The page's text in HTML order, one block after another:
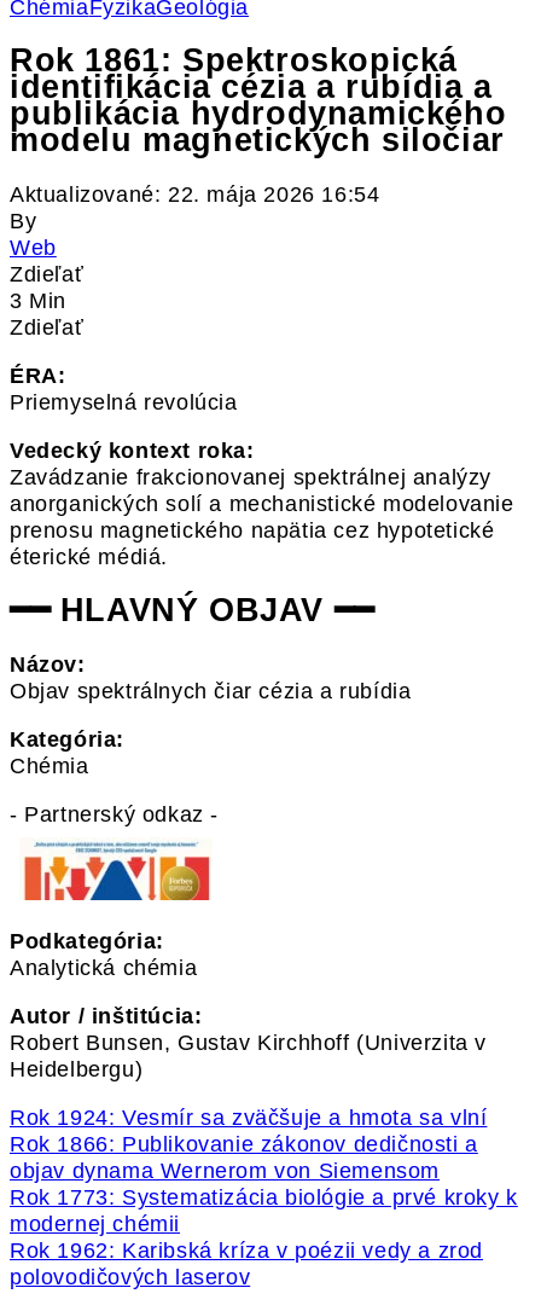
Chémia FyzikaGeológia
Rok 1861: Spektroskopická
identifikácia cézia a rubídia a
publikácia hydrodynamického
modelu magnetických siločiar
Aktualizované: 22. mája 2026 16:54
By
Web
Zdieľať
3 Min
Zdieľať
ÉRA:
Priemyselná revolúcia
Vedecký kontext roka:
Zavádzanie frakcionovanej spektrálnej analýzy
anorganických solí a mechanistické modelovanie
prenosu magnetického napätia cez hypotetické
éterické médiá.
━━ HLAVNÝ OBJAV ━━
Názov:
Objav spektrálnych čiar cézia a rubídia
Kategória:
Chémia
- Partnerský odkaz -
Podkategória:
Analytická chémia
Autor / inštitúcia:
Robert Bunsen, Gustav Kirchhoff (Univerzita v
Heidelbergu)
Rok 1924: Vesmír sa zväčšuje a hmota sa vlní
Rok 1866: Publikovanie zákonov dedičnosti a
objav dynama Wernerom von Siemensom
Rok 1773: Systematizácia biológie a prvé kroky k
modernej chémii
Rok 1962: Karibská kríza v poézii vedy a zrod
polovodičových laserov